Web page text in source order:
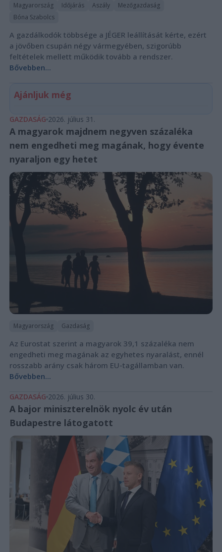
Magyarország Időjárás Aszály
Mezőgazdaság
Bóna Szabolcs
A gazdálkodók többsége a JÉGER leállítását kérte, ezért
a jövőben csupán négy vármegyében, szigorúbb
feltételek mellett működik tovább a rendszer.
Bővebben...
Ajánljuk még
GAZDASÁG 2026. július 31.
A magyarok majdnem negyven százaléka
nem engedheti meg magának, hogy évente
nyaraljon egy hetet
Magyarország Gazdaság
Az Eurostat szerint a magyarok 39,1 százaléka nem
engedheti meg magának az egyhetes nyaralást, ennél
rosszabb arány csak három EU-tagállamban van.
Bővebben...
GAZDASÁG 2026. július 30.
A bajor miniszterelnök nyolc év után
Budapestre látogatott